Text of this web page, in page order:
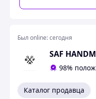
Был online:сегодня
SAF
98%
Каталог продавца